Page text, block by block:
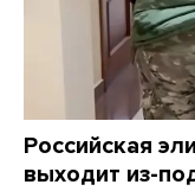
Российская
выходит из-